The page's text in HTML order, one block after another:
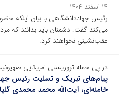
۱۴ اسفند ۱۴۰۴
رئیس جهاددانشگاهی با بیان اینکه
می‌کند گفت: دشمنان باید بدانند که
عقب‌نشینی نخواهند کرد.
در پی حمله تروریستی امریکایی
پیام‌های تبریک و تسلیت رئیس
خامنه‌ای، آیت‌الله محمد محمدی